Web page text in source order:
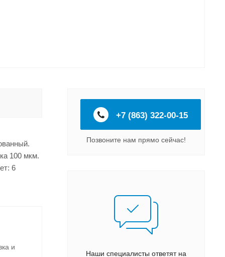
100 мкм.
6
и
+7 (863) 322-00-15
Позвоните нам прямо сейчас!
Наши специалисты ответят на